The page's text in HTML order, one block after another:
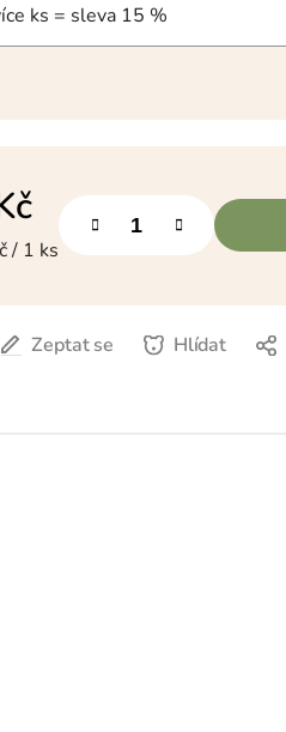
ks = sleva 15 %
/ 1 ks
Zeptat se Hlídat